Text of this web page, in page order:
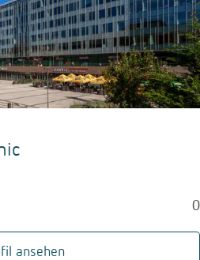
0
ansehen